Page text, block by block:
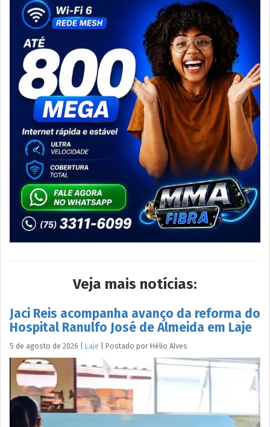
Veja mais notícias:
Jaci Reis acompanha avanço da reforma do
Hospital Ranulfo José de Almeida em Laje
5 de agosto de 2026 Laje Postado por Hélio Alves